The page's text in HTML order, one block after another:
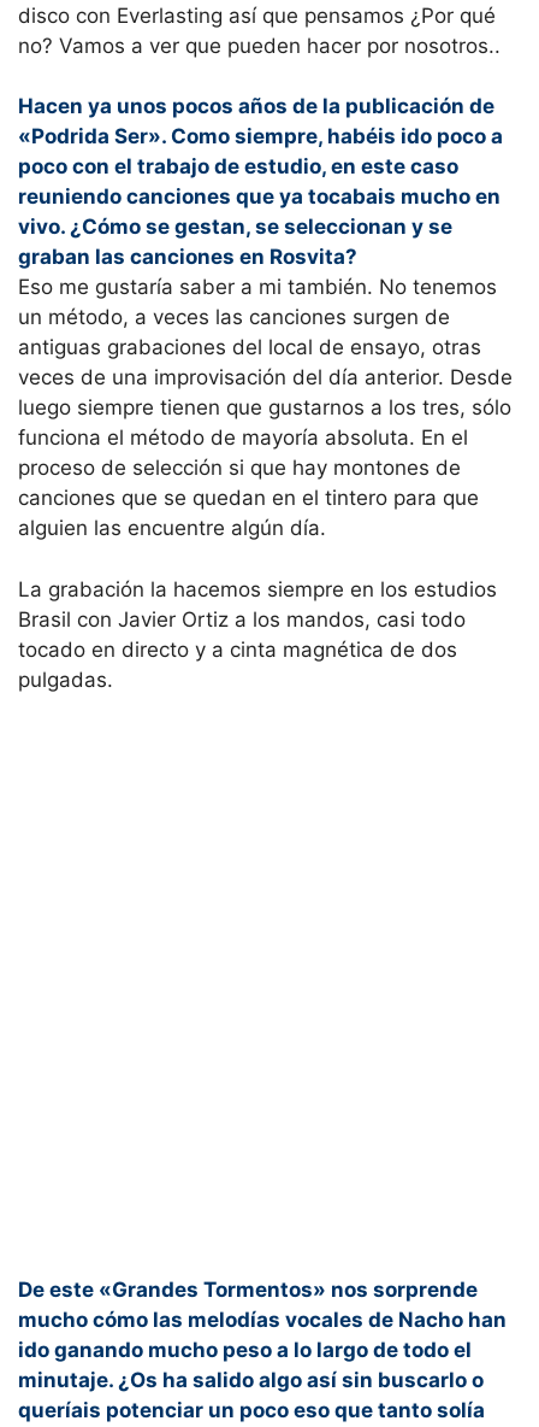
disco con Everlasting así que pensamos ¿Por qué
no? Vamos a ver que pueden hacer por nosotros..
Hacen ya unos pocos años de la publicación de
«Podrida Ser». Como siempre, habéis ido poco a
poco con el trabajo de estudio, en este caso
reuniendo canciones que ya tocabais mucho en
vivo. ¿Cómo se gestan, se seleccionan y se
graban las canciones en Rosvita?
Eso me gustaría saber a mi también. No tenemos
un método, a veces las canciones surgen de
antiguas grabaciones del local de ensayo, otras
veces de una improvisación del día anterior. Desde
luego siempre tienen que gustarnos a los tres, sólo
funciona el método de mayoría absoluta. En el
proceso de selección si que hay montones de
canciones que se quedan en el tintero para que
alguien las encuentre algún día.
La grabación la hacemos siempre en los estudios
Brasil con Javier Ortiz a los mandos, casi todo
tocado en directo y a cinta magnética de dos
pulgadas.
De este «Grandes Tormentos» nos sorprende
mucho cómo las melodías vocales de Nacho han
ido ganando mucho peso a lo largo de todo el
minutaje. ¿Os ha salido algo así sin buscarlo o
queríais potenciar un poco eso que tanto solía